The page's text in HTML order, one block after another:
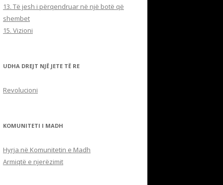
13. Të jesh i përqendruar në një botë që
shembet
15. Vizioni
UDHA DREJT NJË JETE TË RE
Revolucioni
KOMUNITETI I MADH
Hyrja në Komunitetin e Madh
Armiqtë e njerëzimit